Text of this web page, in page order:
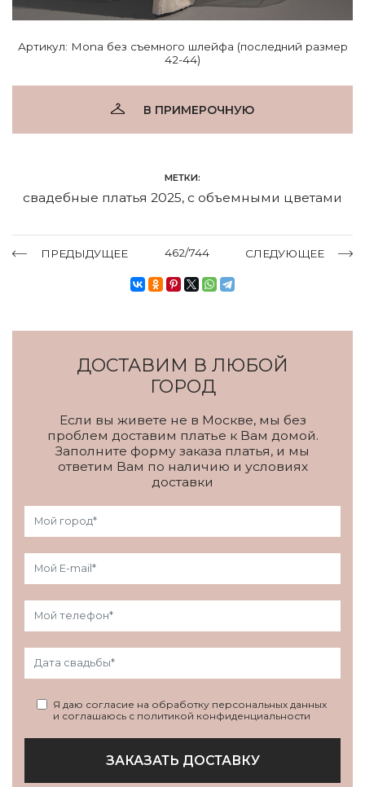
Артикул: Mona без съемного шлейфа (последний размер
42-44)
В ПРИМЕРОЧНУЮ
МЕТКИ:
свадебные платья 2025, с объемными цветами
ПРЕДЫДУЩЕЕ 462/744 СЛЕДУЮЩЕЕ
ДОСТАВИМ В ЛЮБОЙ
ГОРОД
Если вы живете не в Москве, мы без
проблем доставим платье к Вам домой.
Заполните форму заказа платья, и мы
ответим Вам по наличию и условиях
доставки
Я даю согласие на обработку персональных данных
и соглашаюсь с политикой конфиденциальности
ЗАКАЗАТЬ ДОСТАВКУ